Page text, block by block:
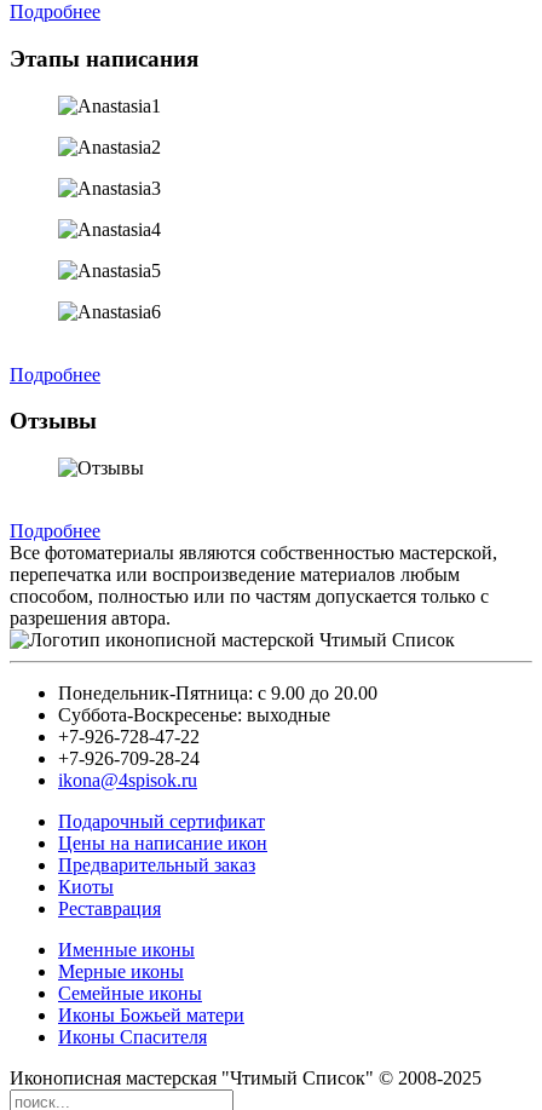
Подробнее
Этапы написания
Подробнее
Отзывы
Подробнее
Все фотоматериалы являются собственностью мастерской,
перепечатка или воспроизведение материалов любым
способом, полностью или по частям допускается только с
разрешения автора.
Понедельник-Пятница: с 9.00 до 20.00
Суббота-Воскресенье: выходные
+7-926-728-47-22
+7-926-709-28-24
ikona@4spisok.ru
Подарочный сертификат
Цены на написание икон
Предварительный заказ
Киоты
Реставрация
Именные иконы
Мерные иконы
Семейные иконы
Иконы Божьей матери
Иконы Спасителя
Иконописная мастерская "Чтимый Список" © 2008-2025